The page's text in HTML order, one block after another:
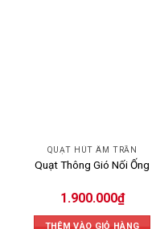
QUẠT HÚT ÂM TRẦN
Quạt Thông Gió Nối Ống
1.900.000₫
THÊM VÀO GIỎ HÀNG